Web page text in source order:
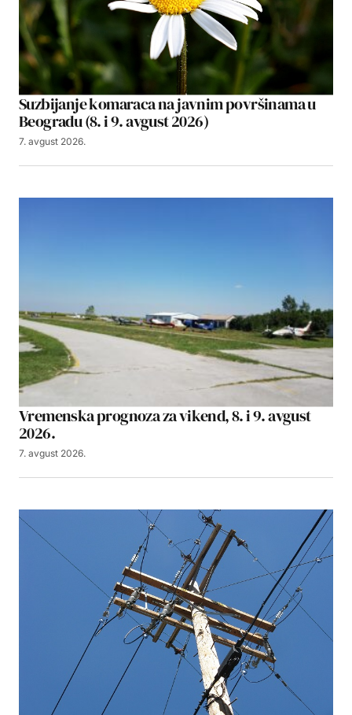
Suzbijanje komaraca na javnim površinama u
Beogradu (8. i 9. avgust 2026)
7. avgust 2026.
Vremenska prognoza za vikend, 8. i 9. avgust
2026.
7. avgust 2026.